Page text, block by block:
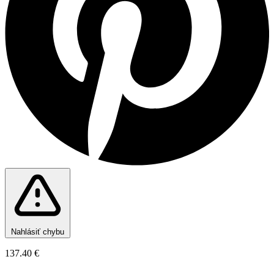
Nahlásiť chybu
137.40 €